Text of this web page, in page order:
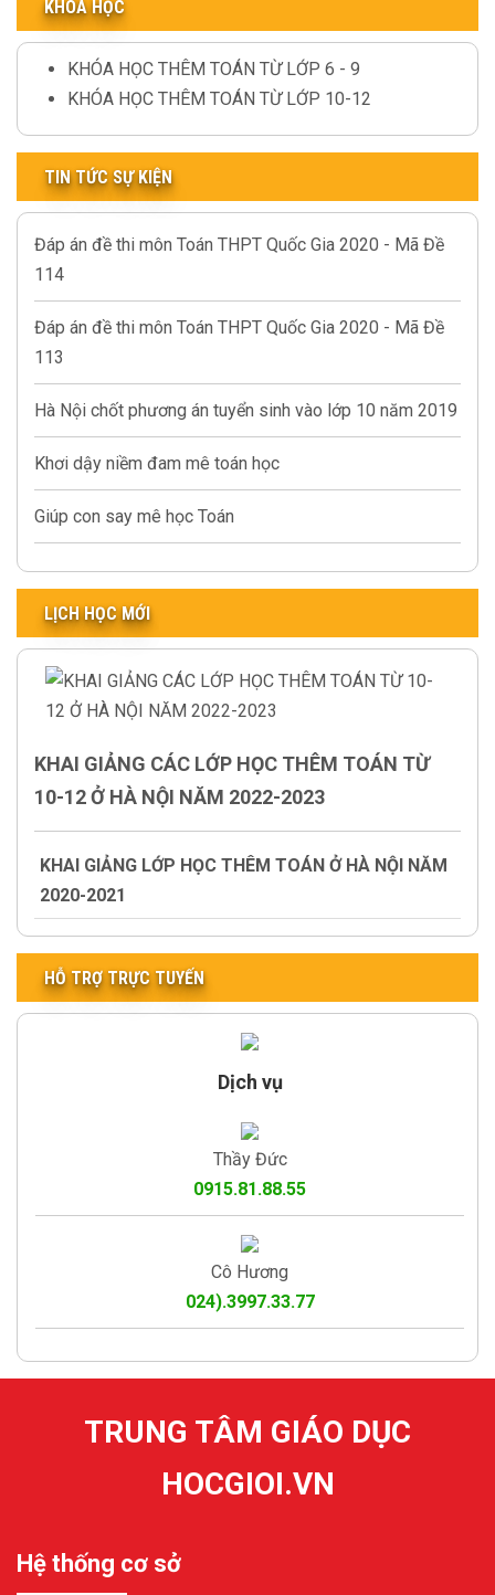
KHÓA HỌC
KHÓA HỌC THÊM TOÁN TỪ LỚP 6 - 9
KHÓA HỌC THÊM TOÁN TỪ LỚP 10-12
TIN TỨC SỰ KIỆN
Đáp án đề thi môn Toán THPT Quốc Gia 2020 - Mã Đề
114
Đáp án đề thi môn Toán THPT Quốc Gia 2020 - Mã Đề
113
Hà Nội chốt phương án tuyển sinh vào lớp 10 năm 2019
Khơi dậy niềm đam mê toán học
Giúp con say mê học Toán
LỊCH HỌC MỚI
KHAI GIẢNG CÁC LỚP HỌC THÊM TOÁN TỪ
10-12 Ở HÀ NỘI NĂM 2022-2023
KHAI GIẢNG LỚP HỌC THÊM TOÁN Ở HÀ NỘI NĂM
2020-2021
HỖ TRỢ TRỰC TUYẾN
Dịch vụ
Thầy Đức
0915.81.88.55
Cô Hương
024).3997.33.77
TRUNG TÂM GIÁO DỤC
HOCGIOI.VN
Hệ thống cơ sở